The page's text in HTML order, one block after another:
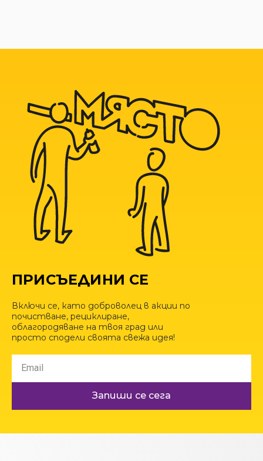
ПРИСЪЕДИНИ СЕ
Включи се, като доброволец в акции по
почистване, рециклиране,
облагородяване на твоя град или
просто сподели своята свежа идея!
Запиши се сега